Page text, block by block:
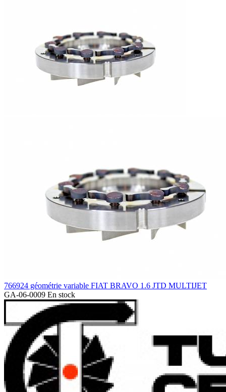
766924 géométrie variable FIAT BRAVO 1.6 JTD MULTIJET
GA-06-0009 En stock